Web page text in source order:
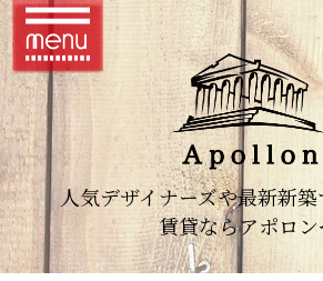
人気デザイナーズや最新新
賃貸ならアポロン